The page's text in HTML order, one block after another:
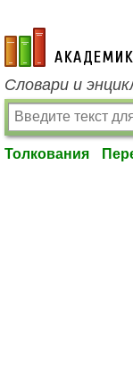
academic.ru
Словари и
Толкования